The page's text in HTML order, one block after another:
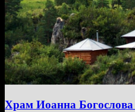
Храм Иоанна Богослова